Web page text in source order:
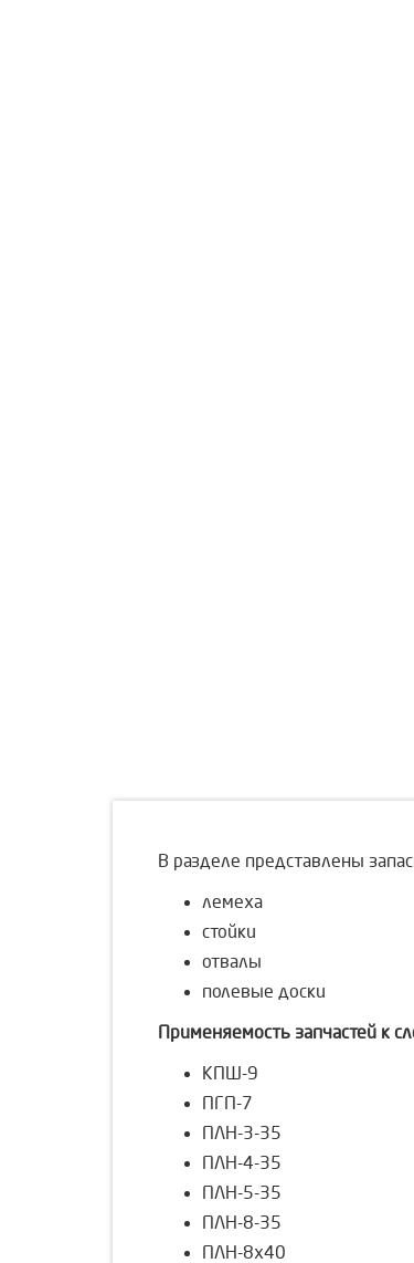
В разделе представлены
лемеха
стойки
отвалы
полевые доски
Применяемость запчастей к
КПШ-9
ПГП-7
ПЛН-3-35
ПЛН-4-35
ПЛН-5-35
ПЛН-8-35
ПЛН-8х40